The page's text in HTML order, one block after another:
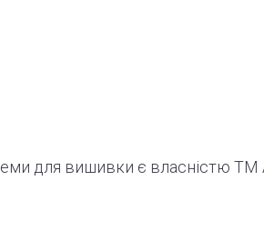
для вишивки є власністю